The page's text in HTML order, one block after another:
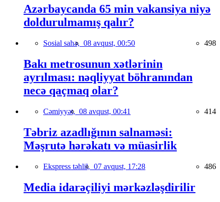
Azərbaycanda 65 min vakansiya niyə
doldurulmamış qalır?
Sosial sahə, 08 avqust, 00:50 498
Bakı metrosunun xətlərinin
ayrılması: nəqliyyat böhranından
necə qaçmaq olar?
Cəmiyyət, 08 avqust, 00:41 414
Təbriz azadlığının salnaməsi:
Məşrutə hərəkatı və müasirlik
Ekspress təhlil, 07 avqust, 17:28 486
Media idarəçiliyi mərkəzləşdirilir